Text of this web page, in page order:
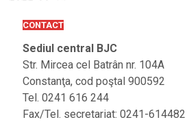
CONTACT
Sediul central BJC
Str. Mircea cel Batrân nr. 104A
Constanţa, cod poştal 900592
Tel. 0241 616 244
Fax/Tel. secretariat: 0241-614482